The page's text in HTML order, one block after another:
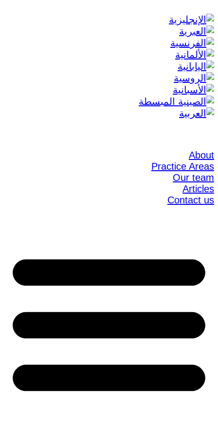
About
Practice Areas
Our team
Articles
Contact us